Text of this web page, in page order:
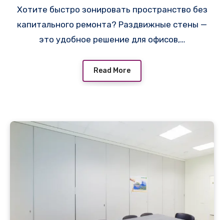
Хотите быстро зонировать пространство без
капитального ремонта? Раздвижные стены —
это удобное решение для офисов,…
Read More